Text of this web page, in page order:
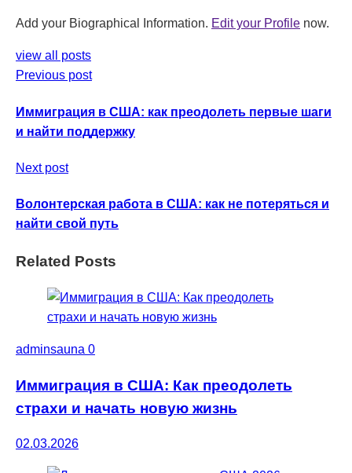
Add your Biographical Information. Edit your Profile now.
view all posts
Previous post
Иммиграция в США: как преодолеть первые шаги
и найти поддержку
Next post
Волонтерская работа в США: как не потеряться и
найти свой путь
Related Posts
adminsauna 0
Иммиграция в США: Как преодолеть
страхи и начать новую жизнь
02.03.2026